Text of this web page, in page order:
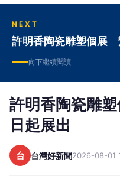
NEXT
許明香陶瓷雕塑個展
向下繼續閱讀
許明香陶瓷雕
日起展出
台 台灣好新聞2026-08-01